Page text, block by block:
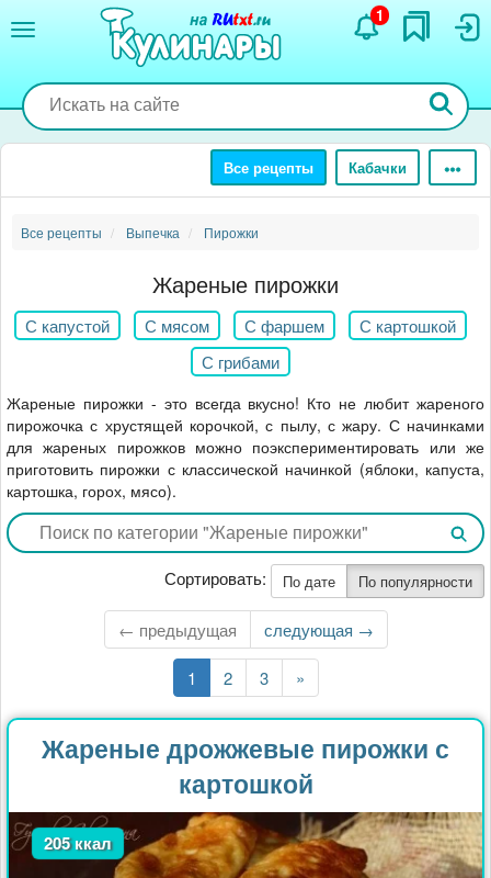
содержанию
1
Все рецепты Кабачки
Все рецепты Выпечка Пирожки
Жареные пирожки
С капустой С мясом С фаршем
С картошкой
С грибами
Жареные пирожки - это всегда вкусно! Кто не любит жареного
пирожочка с хрустящей корочкой, с пылу, с жару. С начинками
для жареных пирожков можно поэкспериментировать или же
приготовить пирожки с классической начинкой (яблоки, капуста,
картошка, горох, мясо).
Сортировать: По дате По популярности
← предыдущая
Следующая
страница
следующая →
Текущая
страница
1 Страница
2 Страница
3
Последняя
страница
»
Жареные дрожжевые пирожки с
картошкой
205 ккал